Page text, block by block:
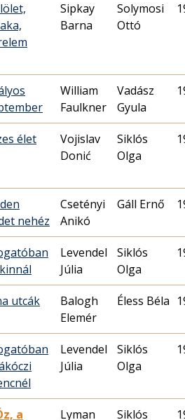
Sipkay
Barna
Solymosi
Ottó
William
Faulkner
Vadász
Gyula
élet
Vojislav
Donić
Siklós
Olga
nehéz
Csetényi
Anikó
Gáll Ernő
Levendel
Júlia
Siklós
Olga
utcák
Balogh
Elemér
Éless Béla
Levendel
Júlia
Siklós
Olga
a
Lyman
Siklós